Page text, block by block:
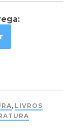
, LIVROS